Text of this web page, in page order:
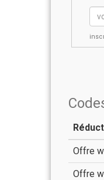
Offre
Offre